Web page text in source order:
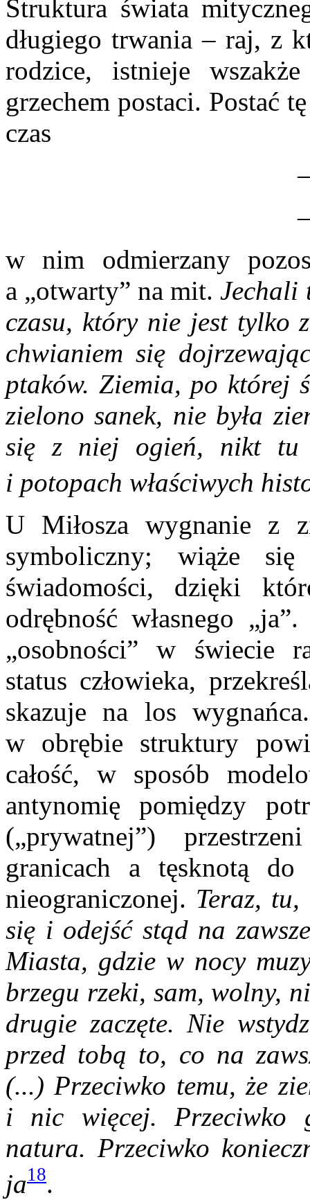
Struktura świata
długiego trwania – raj, z
rodzice, istnieje
grzechem postaci. Postać
czas
w nim odmierzany
a „otwarty” na mit.Jechali
czasu, który nie jest tylko
chwianiem się
ptaków. Ziemia, po której
zielono sanek, nie była
się z niej ogień, nikt tu
i potopach właściwych
U Miłosza wygnanie z
symboliczny; wiąże
świadomości, dzięki
odrębność własnego
„osobności” w świecie
status człowieka,
skazuje na los
w obrębie struktury
całość, w sposób
antynomię pomiędzy
(„prywatnej”)
granicach a tęsknotą
nieograniczonej. Teraz,
się i odejść stąd na
Miasta, gdzie w nocy
brzegu rzeki, sam, wolny,
drugie zaczęte. Nie
przed tobą to, co na
(...) Przeciwko temu, że
i nic więcej. Przeciwko
natura. Przeciwko
ja18.